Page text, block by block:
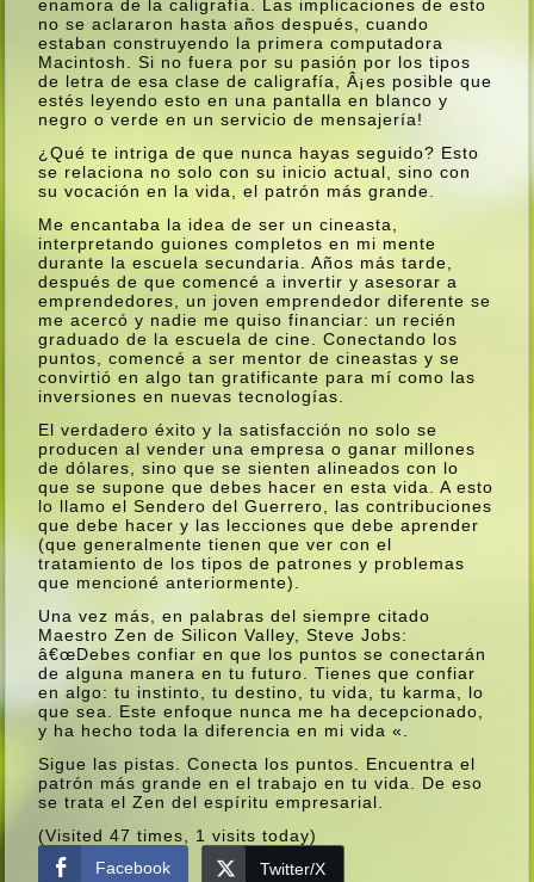
enamora de la caligrafí­a. Las implicaciones de esto
no se aclararon hasta años después, cuando
estaban construyendo la primera computadora
Macintosh. Si no fuera por su pasión por los tipos
de letra de esa clase de caligrafí­a, Â¡es posible que
estés leyendo esto en una pantalla en blanco y
negro o verde en un servicio de mensajerí­a!
¿Qué te intriga de que nunca hayas seguido? Esto
se relaciona no solo con su inicio actual, sino con
su vocación en la vida, el patrón más grande.
Me encantaba la idea de ser un cineasta,
interpretando guiones completos en mi mente
durante la escuela secundaria. Años más tarde,
después de que comencé a invertir y asesorar a
emprendedores, un joven emprendedor diferente se
me acercó y nadie me quiso financiar: un recién
graduado de la escuela de cine. Conectando los
puntos, comencé a ser mentor de cineastas y se
convirtió en algo tan gratificante para mí­ como las
inversiones en nuevas tecnologí­as.
El verdadero éxito y la satisfacción no solo se
producen al vender una empresa o ganar millones
de dólares, sino que se sienten alineados con lo
que se supone que debes hacer en esta vida. A esto
lo llamo el Sendero del Guerrero, las contribuciones
que debe hacer y las lecciones que debe aprender
(que generalmente tienen que ver con el
tratamiento de los tipos de patrones y problemas
que mencioné anteriormente).
Una vez más, en palabras del siempre citado
Maestro Zen de Silicon Valley, Steve Jobs:
â€œDebes confiar en que los puntos se conectarán
de alguna manera en tu futuro. Tienes que confiar
en algo: tu instinto, tu destino, tu vida, tu karma, lo
que sea. Este enfoque nunca me ha decepcionado,
y ha hecho toda la diferencia en mi vida «.
Sigue las pistas. Conecta los puntos. Encuentra el
patrón más grande en el trabajo en tu vida. De eso
se trata el Zen del espí­ritu empresarial.
(Visited 47 times, 1 visits today)
Facebook
Twitter/X